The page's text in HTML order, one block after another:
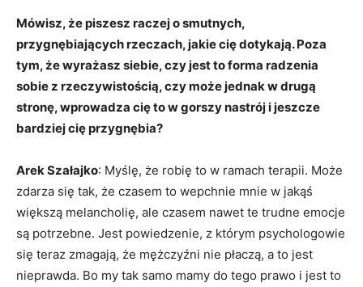
Mówisz, że piszesz raczej o smutnych,
przygnębiających rzeczach, jakie cię dotykają. Poza
tym, że wyrażasz siebie, czy jest to forma radzenia
sobie z rzeczywistością, czy może jednak w drugą
stronę, wprowadza cię to w gorszy nastrój i jeszcze
bardziej cię przygnębia?
Arek Szałajko: Myślę, że robię to w ramach terapii. Może
zdarza się tak, że czasem to wepchnie mnie w jakąś
większą melancholię, ale czasem nawet te trudne emocje
są potrzebne. Jest powiedzenie, z którym psychologowie
się teraz zmagają, że mężczyźni nie płaczą, a to jest
nieprawda. Bo my tak samo mamy do tego prawo i jest to